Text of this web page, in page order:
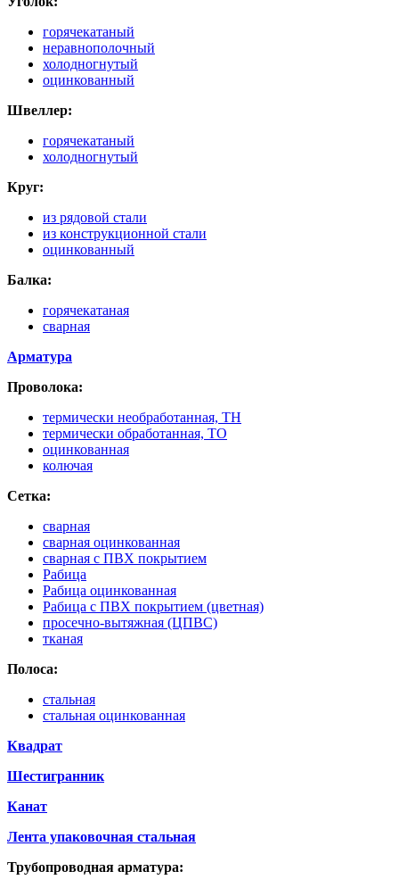
горячекатаный
неравнополочный
холодногнутый
оцинкованный
Швеллер:
горячекатаный
холодногнутый
Круг:
из рядовой стали
из конструкционной стали
оцинкованный
Балка:
горячекатаная
сварная
Арматура
Проволока:
термически необработанная, ТН
термически обработанная, ТО
оцинкованная
колючая
Сетка:
сварная
сварная оцинкованная
сварная с ПВХ покрытием
Рабица
Рабица оцинкованная
Рабица с ПВХ покрытием (цветная)
просечно-вытяжная (ЦПВС)
тканая
Полоса:
стальная
стальная оцинкованная
Квадрат
Шестигранник
Канат
Лента упаковочная стальная
Трубопроводная арматура: